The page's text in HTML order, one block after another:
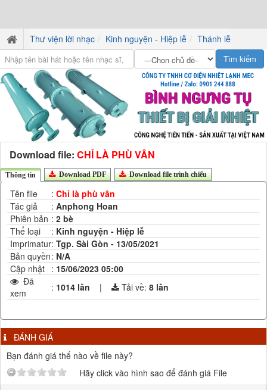
Thư viện lời nhạc Kinh nguyện - Hiệp lễ Thánh lễ
Download file: CHỈ LÀ PHÙ VÂN
Thông tin Download PDF Download file trình chiếu
Tên file : Chỉ là phù vân
Tác giả
: Anphong Hoan
Phiên bản : 2 bè
Thể loại
: Kinh nguyện - Hiệp lễ
Imprimatur: Tgp. Sài Gòn - 13/05/2021
Bản quyền: N/A
Cập nhật : 15/06/2023 05:00
Đã
xem
: 1014 lần | Tải về: 8 lần
ĐÁNH GIÁ
Bạn đánh giá thế nào về file này?
Hãy click vào hình sao để đánh giá File